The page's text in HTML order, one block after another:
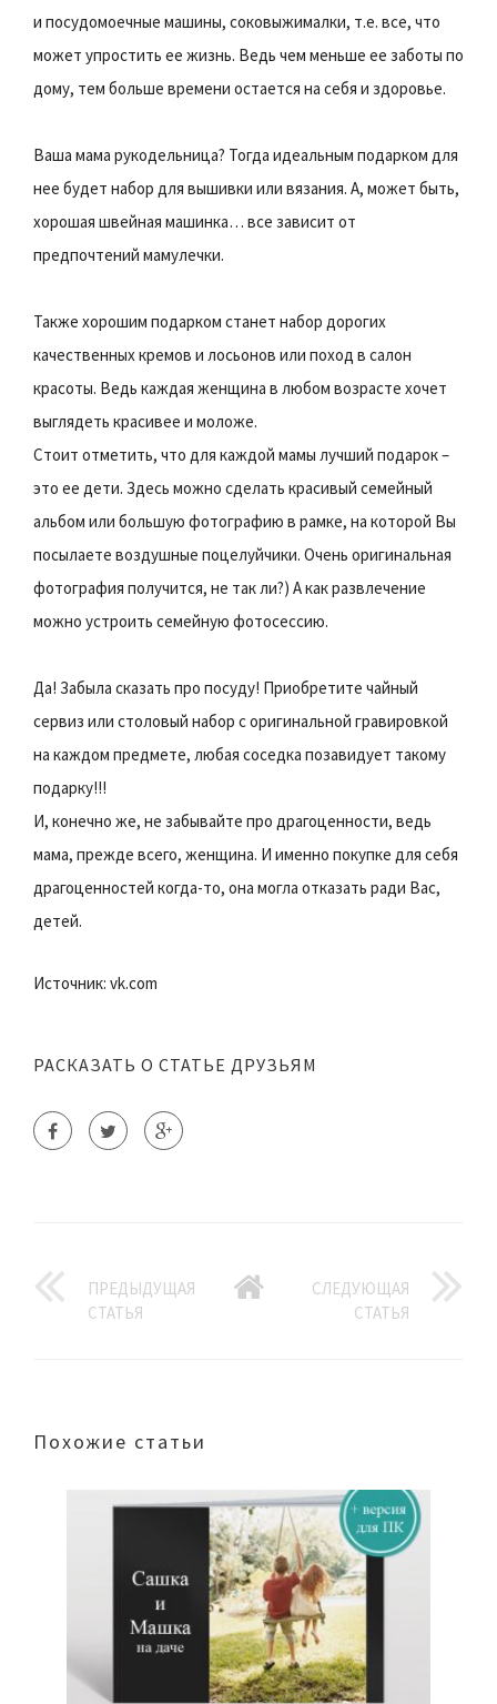
и посудомоечные машины, соковыжималки, т.е. все, что
может упростить ее жизнь. Ведь чем меньше ее заботы по
дому, тем больше времени остается на себя и здоровье.
Ваша мама рукодельница? Тогда идеальным подарком для
нее будет набор для вышивки или вязания. А, может быть,
хорошая швейная машинка… все зависит от
предпочтений мамулечки.
Также хорошим подарком станет набор дорогих
качественных кремов и лосьонов или поход в салон
красоты. Ведь каждая женщина в любом возрасте хочет
выглядеть красивее и моложе.
Стоит отметить, что для каждой мамы лучший подарок –
это ее дети. Здесь можно сделать красивый семейный
альбом или большую фотографию в рамке, на которой Вы
посылаете воздушные поцелуйчики. Очень оригинальная
фотография получится, не так ли?) А как развлечение
можно устроить семейную фотосессию.
Да! Забыла сказать про посуду! Приобретите чайный
сервиз или столовый набор с оригинальной гравировкой
на каждом предмете, любая соседка позавидует такому
подарку!!!
И, конечно же, не забывайте про драгоценности, ведь
мама, прежде всего, женщина. И именно покупке для себя
драгоценностей когда-то, она могла отказать ради Вас,
детей.
Источник: vk.com
РАСКАЗАТЬ О СТАТЬЕ ДРУЗЬЯМ
ПРЕДЫДУЩАЯ
СТАТЬЯ
СЛЕДУЮЩАЯ
СТАТЬЯ
Похожие статьи